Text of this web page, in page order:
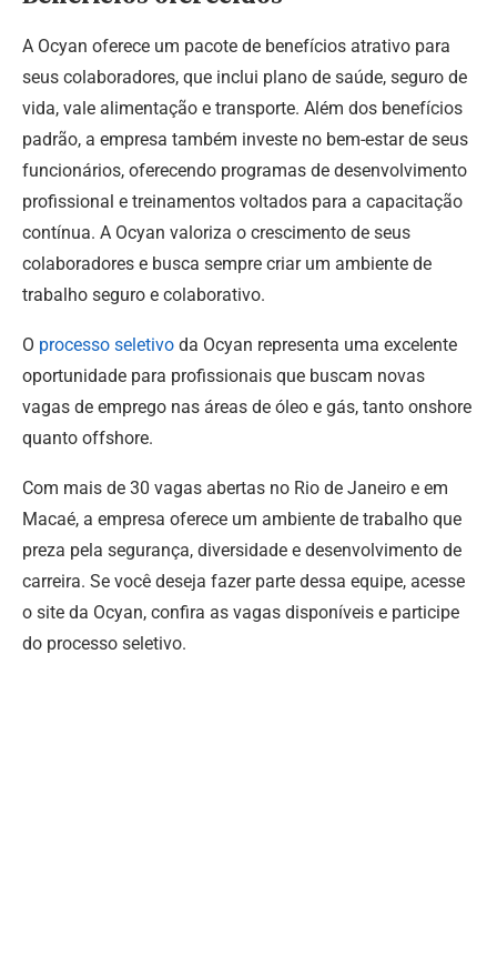
A Ocyan oferece um pacote de benefícios atrativo para
seus colaboradores, que inclui plano de saúde, seguro de
vida, vale alimentação e transporte. Além dos benefícios
padrão, a empresa também investe no bem-estar de seus
funcionários, oferecendo programas de desenvolvimento
profissional e treinamentos voltados para a capacitação
contínua. A Ocyan valoriza o crescimento de seus
colaboradores e busca sempre criar um ambiente de
trabalho seguro e colaborativo.
O processo seletivo da Ocyan representa uma excelente
oportunidade para profissionais que buscam novas
vagas de emprego nas áreas de óleo e gás, tanto onshore
quanto offshore.
Com mais de 30 vagas abertas no Rio de Janeiro e em
Macaé, a empresa oferece um ambiente de trabalho que
preza pela segurança, diversidade e desenvolvimento de
carreira. Se você deseja fazer parte dessa equipe, acesse
o site da Ocyan, confira as vagas disponíveis e participe
do processo seletivo.